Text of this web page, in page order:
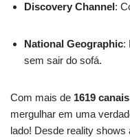
Discovery Channel:
National Geographic:
sem sair do sofá.
Com mais de 1619
mergulhar em uma
lado! Desde reality